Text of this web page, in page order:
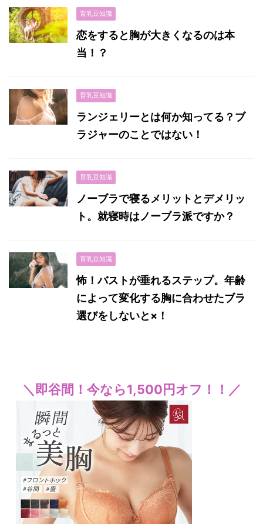
育乳豆知識
恋をすると胸が大きくなるのは本
当！？
育乳豆知識
ランジェリーとは何か知ってる？ブ
ラジャーのことではない！
育乳豆知識
ノーブラで寝るメリットとデメリッ
ト。就寝時はノーブラ派ですか？
育乳豆知識
怖！バストが垂れるステップ。年齢
によって変化する胸に合わせたブラ
選びをしないと×！
＼即谷間！今なら1,500円オフ！！／